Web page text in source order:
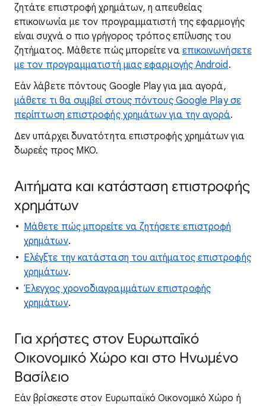
ζητάτε επιστροφή χρημάτων, η απευθείας
επικοινωνία με τον προγραμματιστή της εφαρμογής
είναι συχνά ο πιο γρήγορος τρόπος επίλυσης του
ζητήματος. Μάθετε πώς μπορείτε να επικοινωνήσετε
με τον προγραμματιστή μιας εφαρμογής Android.
Εάν λάβετε πόντους Google Play για μια αγορά,
μάθετε τι θα συμβεί στους πόντους Google Play σε
περίπτωση επιστροφής χρημάτων για την αγορά.
Δεν υπάρχει δυνατότητα επιστροφής χρημάτων για
δωρεές προς MKO.
Αιτήματα και κατάσταση επιστροφής
χρημάτων
Μάθετε πώς μπορείτε να ζητήσετε επιστροφή
χρημάτων.
Ελέγξτε την κατάσταση του αιτήματος επιστροφής
χρημάτων.
Έλεγχος χρονοδιαγραμμάτων επιστροφής
χρημάτων.
Για χρήστες στον Ευρωπαϊκό
Οικονομικό Χώρο και στο Ηνωμένο
Βασίλειο
Εάν βρίσκεστε στον Ευρωπαϊκό Οικονομικό Χώρο ή